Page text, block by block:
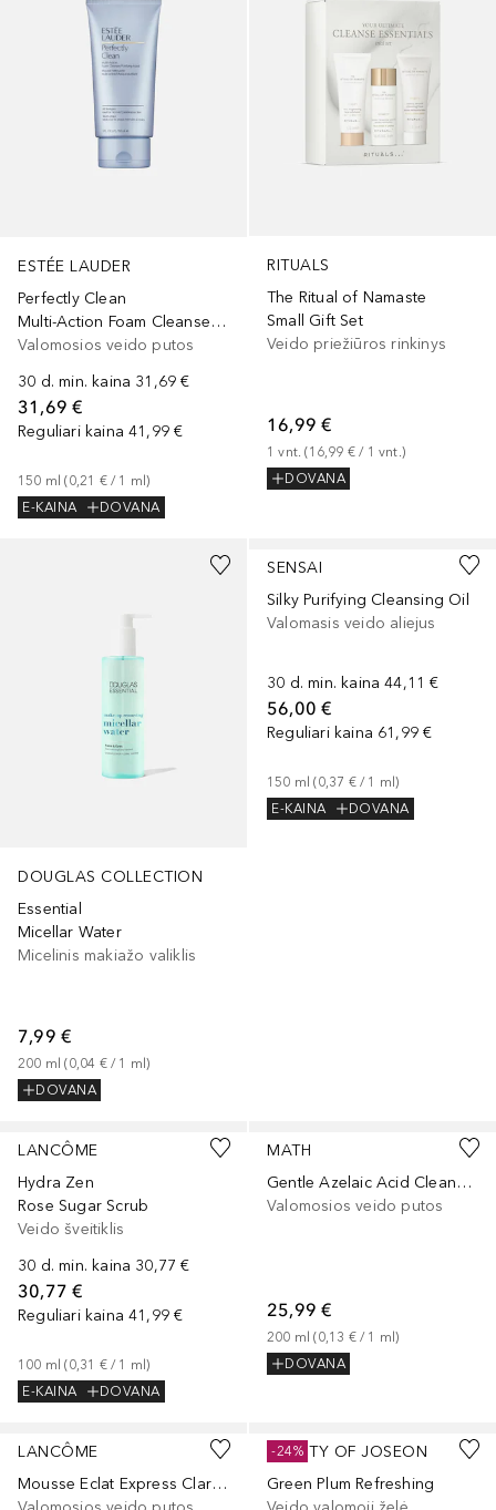
ESTÉE LAUDER
Perfectly Clean
Multi-Action Foam Cleanser/Purifying Mask
Valomosios veido putos
30 d. min. kaina 31,69 €
31,69 €
Reguliari kaina 41,99 €
150 ml (0,21 € / 1 ml)
E-KAINA
DOVANA
RITUALS
The Ritual of Namaste
Small Gift Set
Veido priežiūros rinkinys
16,99 €
1 vnt. (16,99 € / 1 vnt.)
DOVANA
DOUGLAS COLLECTION
Essential
Micellar Water
Micelinis makiažo valiklis
7,99 €
200 ml (0,04 € / 1 ml)
DOVANA
SENSAI
Silky Purifying Cleansing Oil
Valomasis veido aliejus
30 d. min. kaina 44,11 €
56,00 €
Reguliari kaina 61,99 €
150 ml (0,37 € / 1 ml)
E-KAINA
DOVANA
LANCÔME
Hydra Zen
Rose Sugar Scrub
Veido šveitiklis
30 d. min. kaina 30,77 €
30,77 €
Reguliari kaina 41,99 €
100 ml (0,31 € / 1 ml)
E-KAINA
DOVANA
MATH
Gentle Azelaic Acid Cleanser
Valomosios veido putos
25,99 €
200 ml (0,13 € / 1 ml)
DOVANA
LANCÔME
Mousse Eclat Express Clarifying Self-Foaming Cleanser
BEAUTY OF JOSEON
Green Plum Refreshing
-24%